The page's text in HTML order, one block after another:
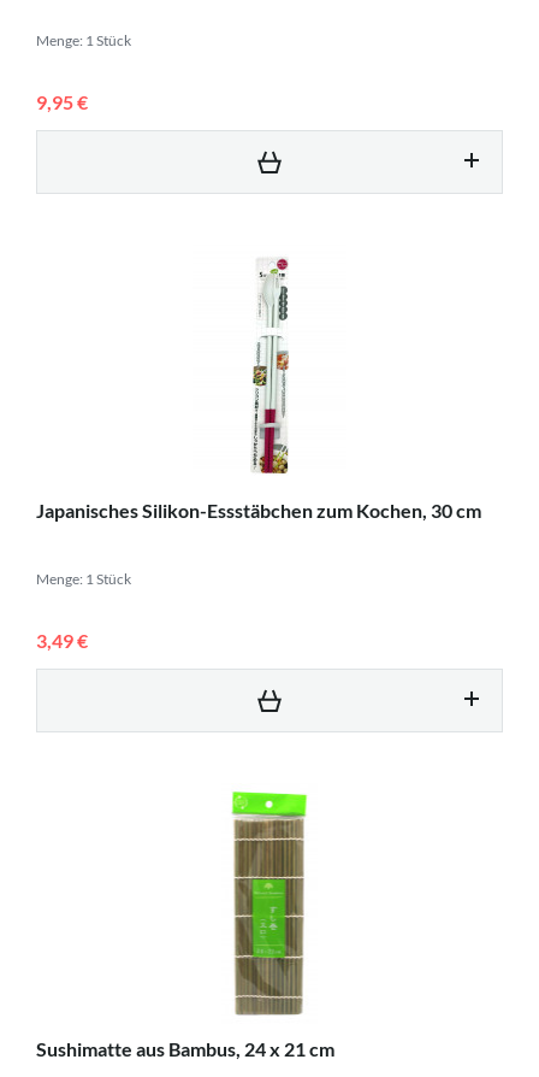
Menge: 1 Stück
9,95 €
Japanisches Silikon-Essstäbchen zum Kochen, 30 cm
Menge: 1 Stück
3,49 €
Sushimatte aus Bambus, 24 x 21 cm